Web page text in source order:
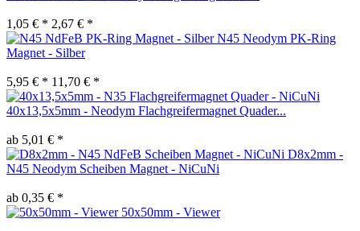
1,05 € * 2,67 € *
N45 Neodym PK-Ring
Magnet - Silber
5,95 € * 11,70 € *
40x13,5x5mm - Neodym Flachgreifermagnet Quader...
ab 5,01 € *
D8x2mm -
N45 Neodym Scheiben Magnet - NiCuNi
ab 0,35 € *
50x50mm - Viewer